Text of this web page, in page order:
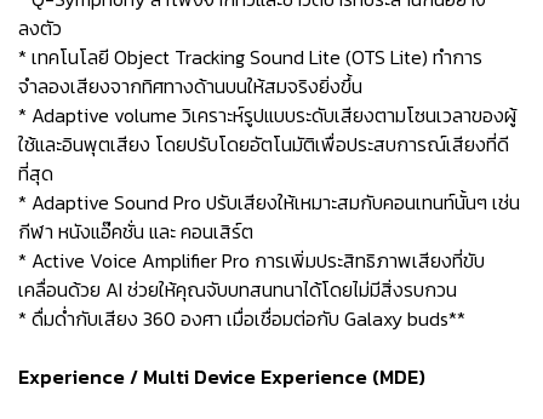
ลงตัว
* เทคโนโลยี Object Tracking Sound Lite (OTS Lite) ทำการ
จำลองเสียงจากทิศทางด้านบนให้สมจริงยิ่งขึ้น
* Adaptive volume วิเคราะห์รูปแบบระดับเสียงตามโซนเวลาของผู้
ใช้และอินพุตเสียง โดยปรับโดยอัตโนมัติเพื่อประสบการณ์เสียงที่ดี
ที่สุด
* Adaptive Sound Pro ปรับเสียงให้เหมาะสมกับคอนเทนท์นั้นๆ เช่น
กีฬา หนังแอ๊คชั่น และ คอนเสิร์ต
* Active Voice Amplifier Pro การเพิ่มประสิทธิภาพเสียงที่ขับ
เคลื่อนด้วย AI ช่วยให้คุณจับบทสนทนาได้โดยไม่มีสิ่งรบกวน
* ดื่มด่ำกับเสียง 360 องศา เมื่อเชื่อมต่อกับ Galaxy buds**
Experience / Multi Device Experience (MDE)